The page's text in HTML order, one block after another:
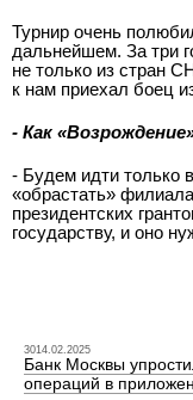
Турнир очень
дальнейшем. За три
не только из стран
к нам приехал боец
- Как
- Будем идти только
«обрастать»
президентских
государству, и оно
3014.02.2025
Банк Москвы
операций в